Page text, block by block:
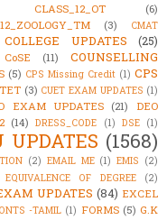
CLASS_12_OT
(6)
(3)
CMAT
COLLEGE UPDATES (25)
CoSE (11)
COUNSELLING
(5) CPS Missing Credit (1) CPS
(3) CUET EXAM UPDATES (1)
EXAM UPDATES (21)
DEO
(14) DRESS_CODE (1) DSE (1)
UPDATES (1568)
(2) EMAIL ME (1) EMIS (2)
EQUIVALENCE OF DEGREE (2)
UPDATES (84) EXCEL
-TAMIL (1) FORMS (5) G.K